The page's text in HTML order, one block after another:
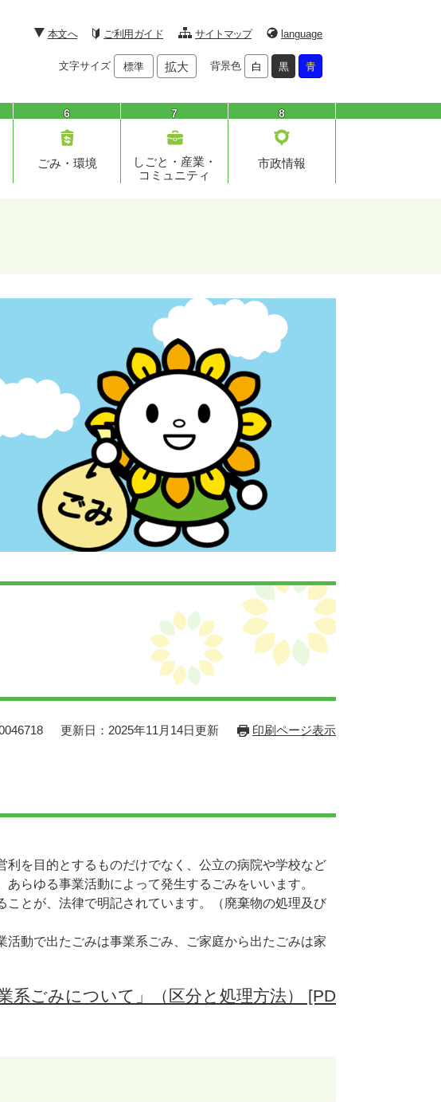
本文へ ご利用ガイド サイトマップ language
文字サイズ 標準 拡大 背景色 白 黒 青
6
ごみ・環境
7
しごと・産業・
コミュニティ
8
市政情報
更新日：2025年11月14日更新 印刷ページ表示
利を目的とするものだけでなく、公立の病院や学校など
らゆる事業活動によって発生するごみをいいます。
ことが、法律で明記されています。（廃棄物の処理及び
動で出たごみは事業系ごみ、ご家庭から出たごみは家
系ごみについて」（区分と処理方法） [PD